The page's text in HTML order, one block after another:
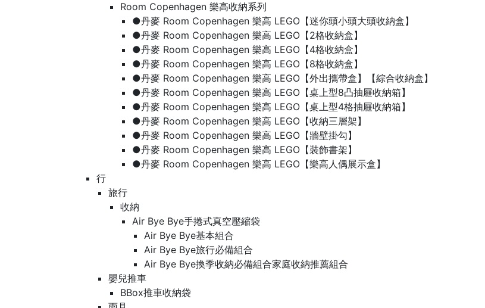
Room Copenhagen 樂高收納系列
●丹麥 Room Copenhagen 樂高 LEGO【迷你頭小頭大頭收納盒】
●丹麥 Room Copenhagen 樂高 LEGO【2格收納盒】
●丹麥 Room Copenhagen 樂高 LEGO【4格收納盒】
●丹麥 Room Copenhagen 樂高 LEGO【8格收納盒】
●丹麥 Room Copenhagen 樂高 LEGO【外出攜帶盒】【綜合收納盒】
●丹麥 Room Copenhagen 樂高 LEGO【桌上型8凸抽屜收納箱】
●丹麥 Room Copenhagen 樂高 LEGO【桌上型4格抽屜收納箱】
●丹麥 Room Copenhagen 樂高 LEGO【收納三層架】
●丹麥 Room Copenhagen 樂高 LEGO【牆壁掛勾】
●丹麥 Room Copenhagen 樂高 LEGO【裝飾書架】
●丹麥 Room Copenhagen 樂高 LEGO【樂高人偶展示盒】
行
旅行
收納
Air Bye Bye手捲式真空壓縮袋
Air Bye Bye基本組合
Air Bye Bye旅行必備組合
Air Bye Bye換季收納必備組合家庭收納推薦組合
嬰兒推車
BBox推車收納袋